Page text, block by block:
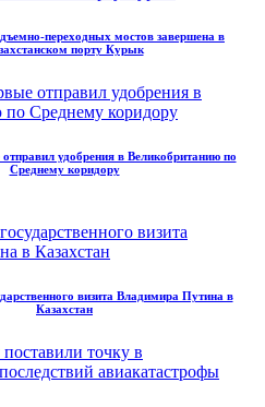
переходных мостов завершена в
порту Курык
удобрения в Великобританию по
Среднему коридору
визита Владимира Путина в
Казахстан